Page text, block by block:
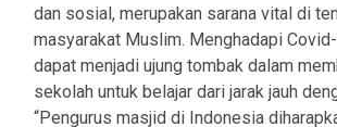
dan sosial, merupakan sarana vital di
masyarakat Muslim. Menghadapi
dapat menjadi ujung tombak dalam
sekolah untuk belajar dari jarak jauh
“Pengurus masjid di Indonesia